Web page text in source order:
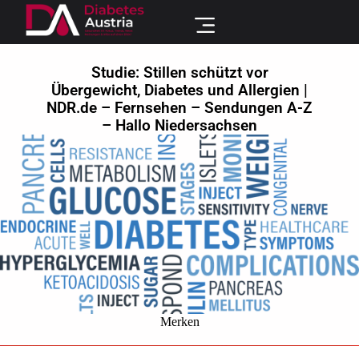
Studie: Stillen schützt vor
Übergewicht, Diabetes und Allergien |
NDR.de – Fernsehen – Sendungen A-Z
– Hallo Niedersachsen
Merken